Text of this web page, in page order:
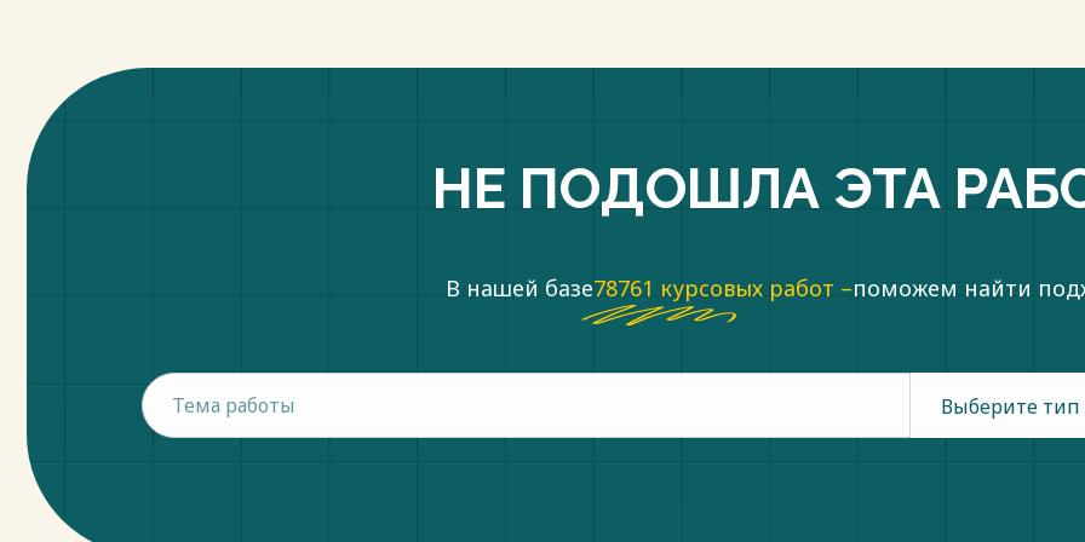
НЕ ПОДОШЛА ЭТА
В нашей базе78761 курсовых работ –поможем найти
Выберите тип